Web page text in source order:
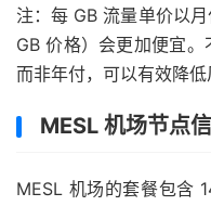
注：每 GB 流量单价以
GB 价格）会更加便宜
而非年付，可以有效降低
MESL 机场节点
MESL 机场的套餐包含